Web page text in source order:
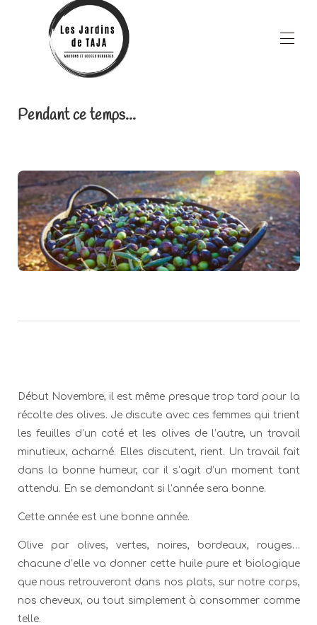
Propiedades
Blog ▾
Los alrededores
A proposito
Contáctenos
Ofertas especiales
Nombre de página personalizado
Pendant ce temps...
Début Novembre, il est même presque trop tard pour la
récolte des olives. Je discute avec ces femmes qui trient
les feuilles d’un coté et les olives de l’autre, un travail
minutieux, acharné. Elles discutent, rient. Un travail fait
dans la bonne humeur, car il s’agit d’un moment tant
attendu. En se demandant si l’année sera bonne.
Cette année est une bonne année.
Olive par olives, vertes, noires, bordeaux, rouges…
chacune d’elle va donner cette huile pure et biologique
que nous retrouveront dans nos plats, sur notre corps,
nos cheveux, ou tout simplement à consommer comme
telle.